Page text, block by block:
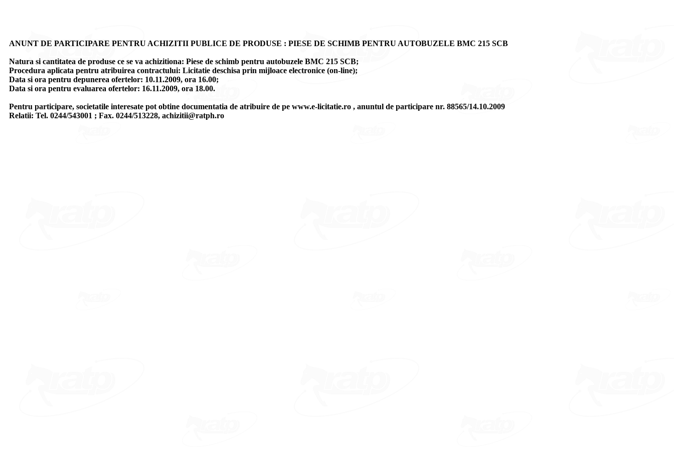
ANUNT DE PARTICIPARE PENTRU ACHIZITII PUBLICE DE PRODUSE : PIESE DE SCHIMB PENTRU AUTOBUZELE BMC 215 SCB
Natura si cantitatea de produse ce se va achizitiona: Piese de schimb pentru autobuzele BMC 215 SCB;
Procedura aplicata pentru atribuirea contractului: Licitatie deschisa prin mijloace electronice (on-line);
Data si ora pentru depunerea ofertelor: 10.11.2009, ora 16.00;
Data si ora pentru evaluarea ofertelor: 16.11.2009, ora 18.00.
Pentru participare, societatile interesate pot obtine documentatia de atribuire de pe www.e-licitatie.ro , anuntul de participare nr. 88565/14.10.2009
Relatii: Tel. 0244/543001 ; Fax. 0244/513228, achizitii@ratph.ro